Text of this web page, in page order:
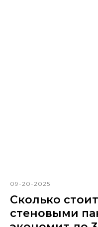
09-20-2025
Сколько
стеновыми